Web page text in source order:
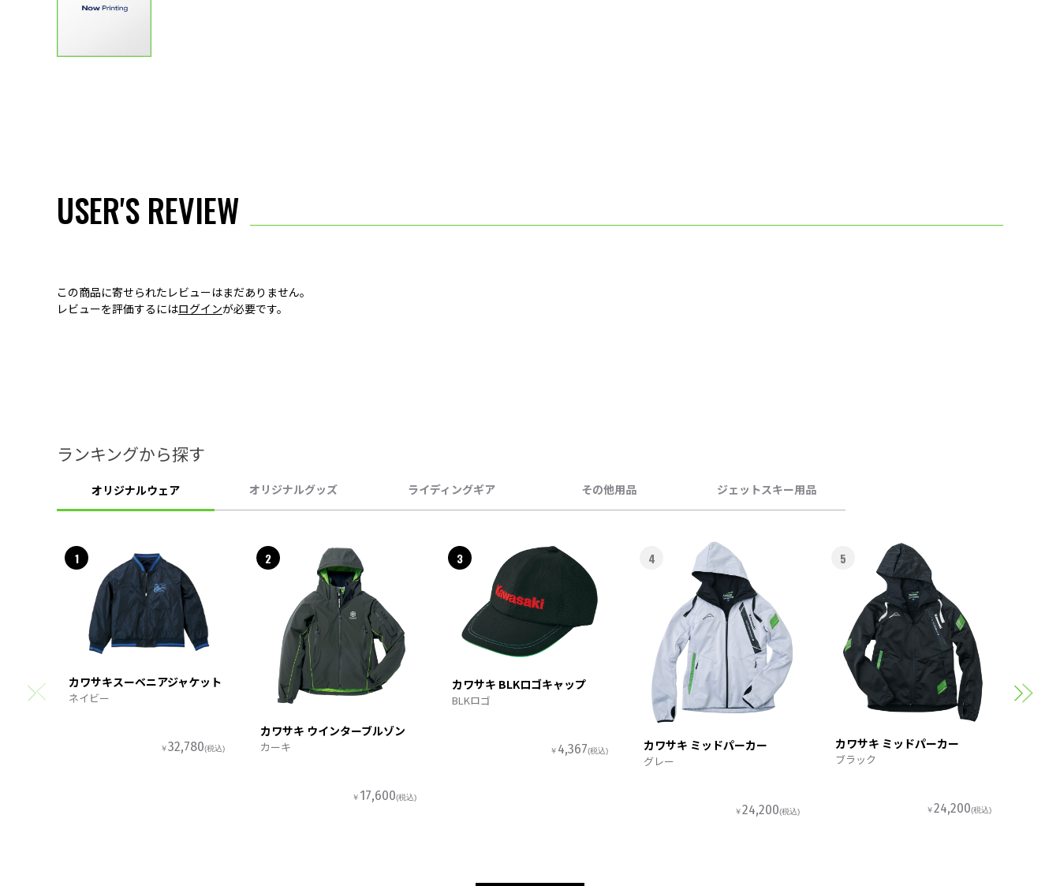
USER'S REVIEW
この商品に寄せられたレビューはまだありません。
レビューを評価するにはログインが必要です。
ランキングから探す
オリジナルウェア オリジナルグッズ ライディングギア その他用品 ジェットスキー用品
1
カワサキスーベニアジャケット
ネイビー
￥32,780(税込)
2
カワサキ ウインターブルゾン
カーキ
￥ 17,600(税込)
3
カワサキ BLKロゴキャップ
BLKロゴ
￥ 4,367(税込)
4
カワサキ ミッドパーカー
グレー
￥24,200(税込)
5
カワサキ ミッドパーカー
ブラック
￥24,200(税込)
スポ